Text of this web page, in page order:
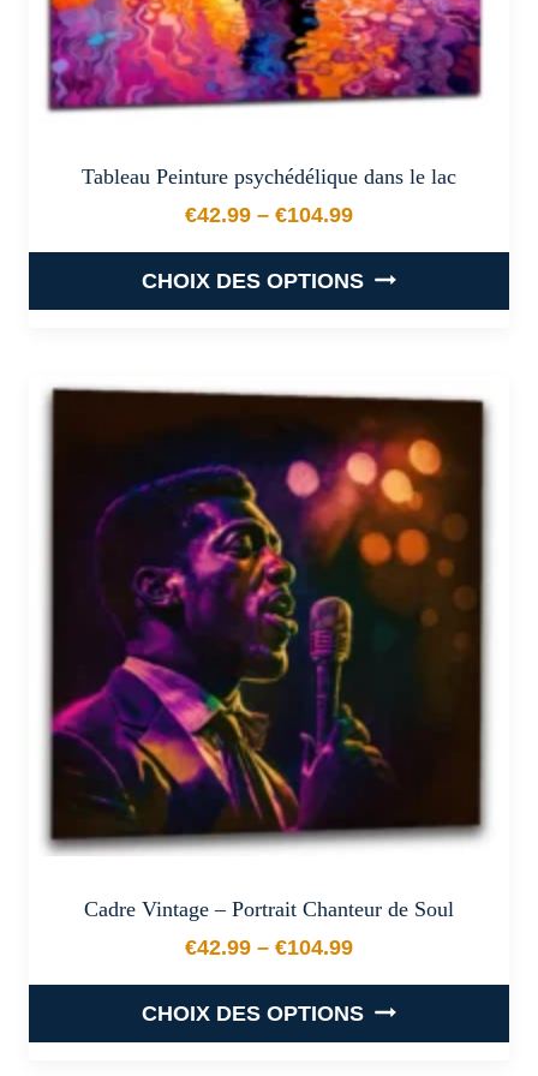
du
produit
Tableau Peinture psychédélique dans le lac
€42.99 – €104.99
Plage de prix : €42.99 à
CHOIX DES OPTIONS
a
variations.
Les
options
peuvent
être
choisies
sur
la
page
produit
Cadre Vintage – Portrait Chanteur de Soul
€42.99 – €104.99
Plage de prix : €42.99 à
CHOIX DES OPTIONS